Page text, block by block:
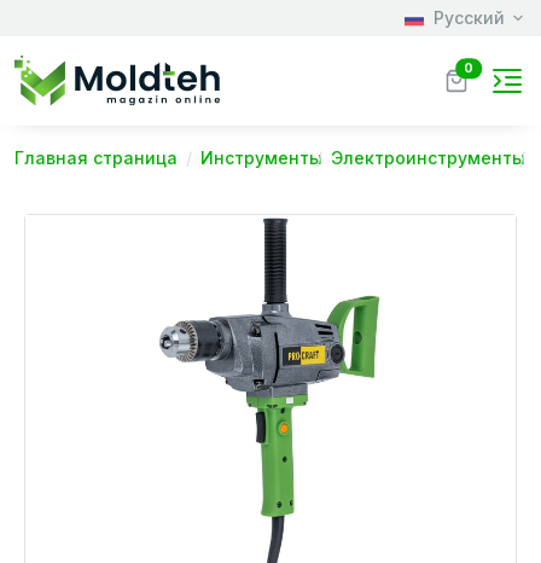
Русский
0
Главная страница Инструменты Электроинструменты